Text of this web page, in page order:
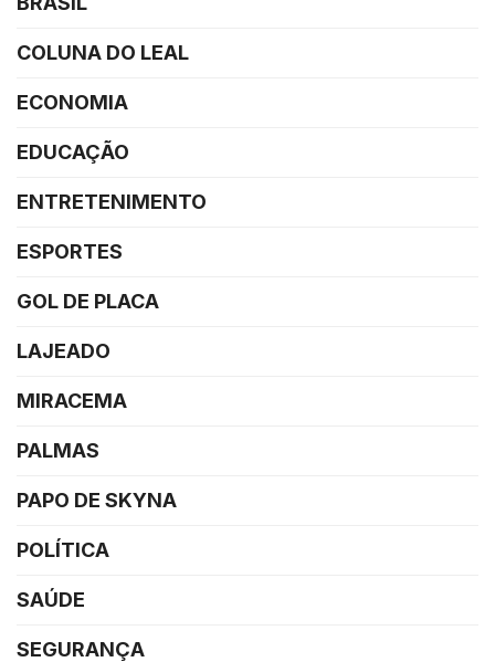
COLUNA DO LEAL
ECONOMIA
EDUCAÇÃO
ENTRETENIMENTO
ESPORTES
GOL DE PLACA
LAJEADO
MIRACEMA
PALMAS
PAPO DE SKYNA
POLÍTICA
SAÚDE
SEGURANÇA